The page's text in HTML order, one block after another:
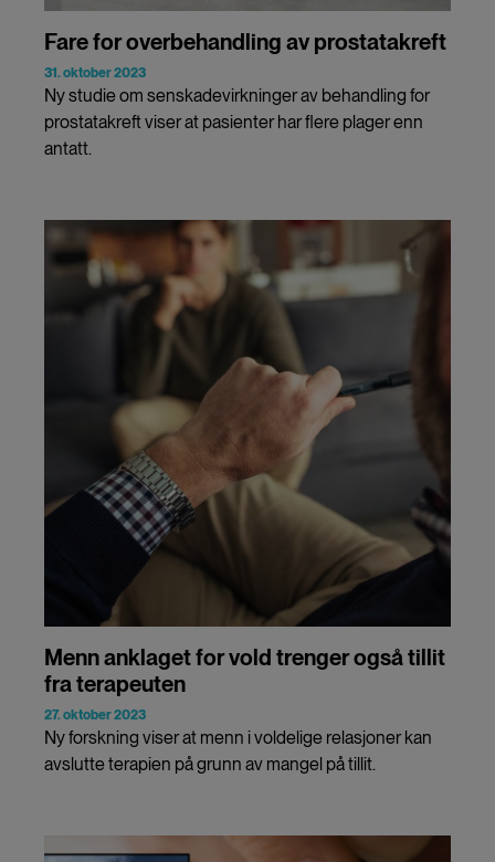
Fare for overbehandling av prostatakreft
31. oktober 2023
Ny studie om senskadevirkninger av behandling for
prostatakreft viser at pasienter har flere plager enn
antatt.
Menn anklaget for vold trenger også tillit
fra terapeuten
27. oktober 2023
Ny forskning viser at menn i voldelige relasjoner kan
avslutte terapien på grunn av mangel på tillit.